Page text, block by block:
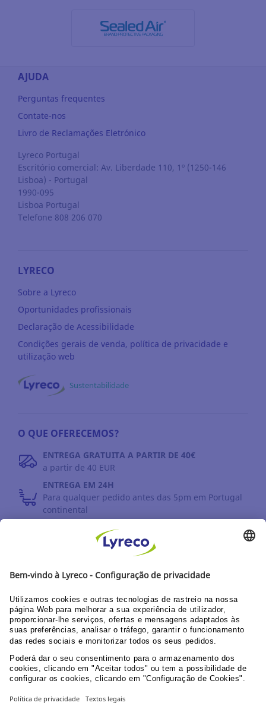
AJUDA
Perguntas frequentes
Contate-nos
Livro de Reclamações Eletrónico
Lyreco Portugal
Escritório comercial: Av. Liberdade 110, 1º (1250-146
Lisboa) - Portugal
1990-095
Lisboa Portugal
Telefone 808 206 070
LYRECO
Sobre a Lyreco
Oportunidades profissionais
Declaração de Acessibilidade
Condições gerais de venda, política de privacidade e
utilização web
Sustentabilidade
O QUE OFERECEMOS?
ENTREGA GRATUITA A PARTIR DE 40€
a partir de 40 EUR
ENTREGA EM 24H
Para qualquer pedido antes das 5pm em Portugal
continental
Prazo até 30 dias
DESCUBRA OS NOSSOS CATÁLOGOS E GUIAS
Guia do utilizador Web
Documentação corporativa
PPU área clientes